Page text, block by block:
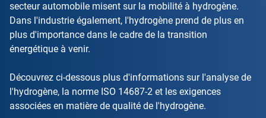
secteur automobile misent sur la mobilité à hydrogène.
Dans l'industrie également, l'hydrogène prend de plus en
plus d'importance dans le cadre de la transition
énergétique à venir.
Découvrez ci-dessous plus d'informations sur l'analyse de
l'hydrogène, la norme ISO 14687-2 et les exigences
associées en matière de qualité de l'hydrogène.